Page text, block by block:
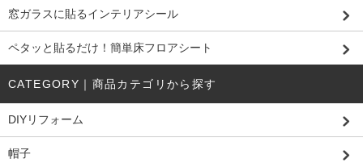
窓ガラスに貼るインテリアシール
ペタッと貼るだけ！簡単床フロアシート
CATEGORY｜商品カテゴリから探す
DIYリフォーム
帽子